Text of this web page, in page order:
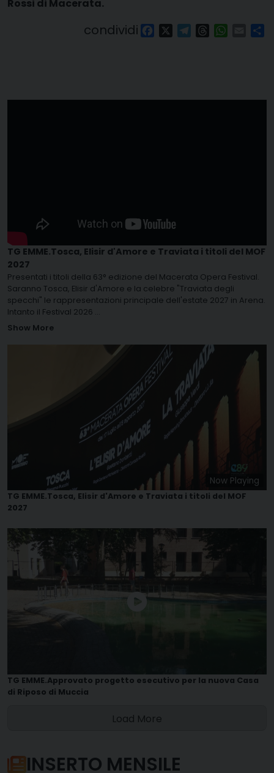
Rossi di Macerata.
condividi FacebookTelegram
Threads Email
TG EMME.Tosca, Elisir d'Amore e Traviata i titoli del MOF
2027
Presentati i titoli della 63° edizione del Macerata Opera Festival.
Saranno Tosca, Elisir d'Amore e la celebre "Traviata degli
specchi" le rappresentazioni principale dell'estate 2027 in Arena.
Intanto il Festival 2026 ...
Show More
Now Playing
TG EMME.Tosca, Elisir d'Amore e Traviata i titoli del MOF
2027
TG EMME.Approvato progetto esecutivo per la nuova Casa
di Riposo di Muccia
Load More
INSERTO MENSILE